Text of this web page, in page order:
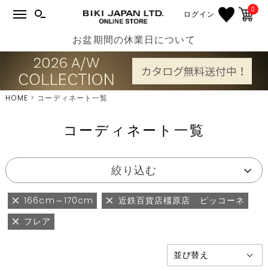
ログイン 0
お盆期間の休業日について
HOME コーディネート一覧
コーディネート一覧
絞り込む
166cm～170cm
近鉄百貨店橿原店 ピッコーネ
フレア